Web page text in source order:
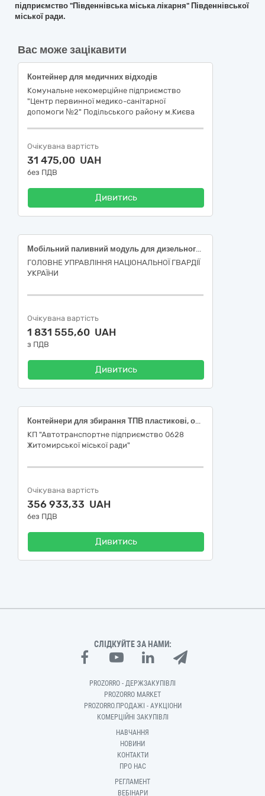
підприємство "Південнівська міська лікарня" Південнівської
міської ради.
Вас може зацікавити
Контейнер для медичних відходів
Комунальне некомерційне підприємство
"Центр первинної медико-санітарної
допомоги №2" Подільського району м.Києва
Очікувана вартість
31 475,00 UAH
без ПДВ
Дивитись
Мобільний паливний модуль для дизельного пального об’ємом 1 000 л. у металевій захисній обрешітці з заправною станцією для дизельного пального з лічильником та автоматочною пально-роздавальною колонкою
ГОЛОВНЕ УПРАВЛІННЯ НАЦІОНАЛЬНОЇ ГВАРДІЇ
УКРАЇНИ
Очікувана вартість
1 831 555,60 UAH
з ПДВ
Дивитись
Контейнери для збирання ТПВ пластикові, об’ємом 1100 літрів (нові)
КП "Автотранспортне підприємство 0628
Житомирської міської ради"
Очікувана вартість
356 933,33 UAH
без ПДВ
Дивитись
СЛІДКУЙТЕ ЗА НАМИ:
PROZORRO - ДЕРЖЗАКУПІВЛІ
PROZORRO MARKET
PROZORRO.ПРОДАЖІ - АУКЦІОНИ
КОМЕРЦІЙНІ ЗАКУПІВЛІ
НАВЧАННЯ
НОВИНИ
КОНТАКТИ
ПРО НАС
РЕГЛАМЕНТ
ВЕБІНАРИ